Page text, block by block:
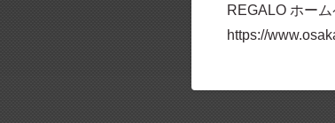
REGALO ホーム
https://